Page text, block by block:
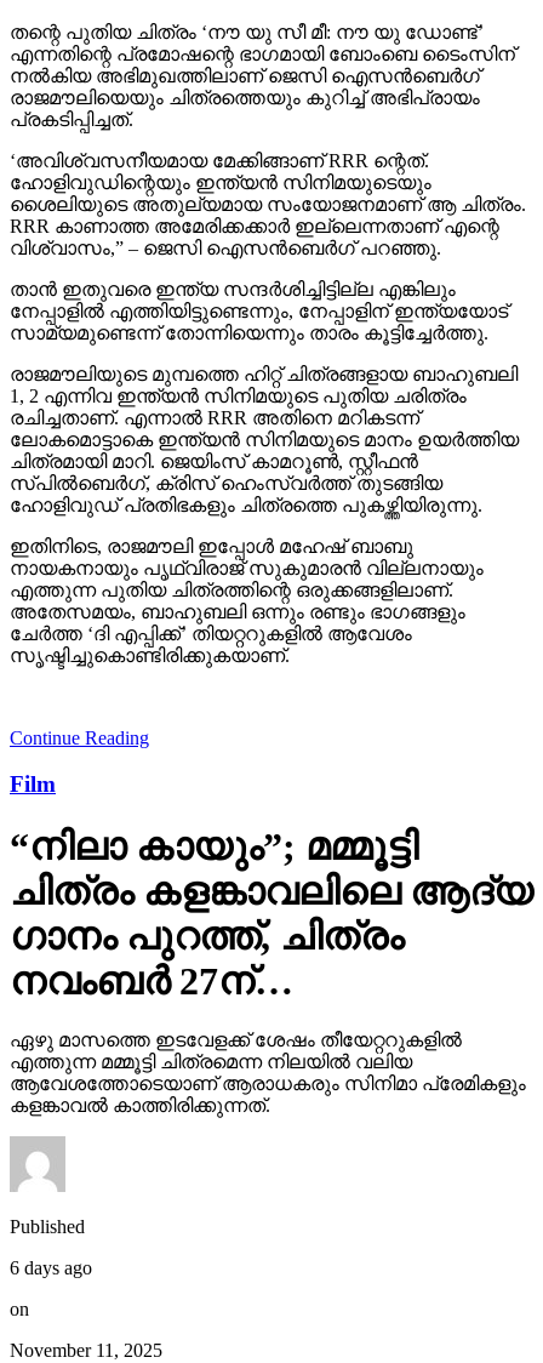
തന്റെ പുതിയ ചിത്രം ‘നൗ യു സീ മീ: നൗ യു ഡോണ്ട്’
എന്നതിന്റെ പ്രമോഷന്റെ ഭാഗമായി ബോംബെ ടൈംസിന്
നല്‍കിയ അഭിമുഖത്തിലാണ് ജെസി ഐസന്‍ബെര്‍ഗ്
രാജമൗലിയെയും ചിത്രത്തെയും കുറിച്ച് അഭിപ്രായം
പ്രകടിപ്പിച്ചത്.
‘അവിശ്വസനീയമായ മേക്കിങ്ങാണ് RRR ന്റെത്.
ഹോളിവുഡിന്റെയും ഇന്ത്യന്‍ സിനിമയുടെയും
ശൈലിയുടെ അതുല്യമായ സംയോജനമാണ് ആ ചിത്രം.
RRR കാണാത്ത അമേരിക്കക്കാര്‍ ഇല്ലെന്നതാണ് എന്റെ
വിശ്വാസം,” – ജെസി ഐസന്‍ബെര്‍ഗ് പറഞ്ഞു.
താന്‍ ഇതുവരെ ഇന്ത്യ സന്ദര്‍ശിച്ചിട്ടില്ല എങ്കിലും
നേപ്പാളില്‍ എത്തിയിട്ടുണ്ടെന്നും, നേപ്പാളിന് ഇന്ത്യയോട്
സാമ്യമുണ്ടെന്ന് തോന്നിയെന്നും താരം കൂട്ടിച്ചേര്‍ത്തു.
രാജമൗലിയുടെ മുമ്പത്തെ ഹിറ്റ് ചിത്രങ്ങളായ ബാഹുബലി
1, 2 എന്നിവ ഇന്ത്യന്‍ സിനിമയുടെ പുതിയ ചരിത്രം
രചിച്ചതാണ്. എന്നാല്‍ RRR അതിനെ മറികടന്ന്
ലോകമൊട്ടാകെ ഇന്ത്യന്‍ സിനിമയുടെ മാനം ഉയര്‍ത്തിയ
ചിത്രമായി മാറി. ജെയിംസ് കാമറൂണ്‍, സ്റ്റീഫന്‍
സ്പില്‍ബെര്‍ഗ്, ക്രിസ് ഹെംസ്വര്‍ത്ത് തുടങ്ങിയ
ഹോളിവുഡ് പ്രതിഭകളും ചിത്രത്തെ പുകഴ്ത്തിയിരുന്നു.
ഇതിനിടെ, രാജമൗലി ഇപ്പോള്‍ മഹേഷ് ബാബു
നായകനായും പൃഥ്വിരാജ് സുകുമാരന്‍ വില്ലനായും
എത്തുന്ന പുതിയ ചിത്രത്തിന്റെ ഒരുക്കങ്ങളിലാണ്.
അതേസമയം, ബാഹുബലി ഒന്നും രണ്ടും ഭാഗങ്ങളും
ചേര്‍ത്ത ‘ദി എപ്പിക്ക്’ തിയറ്ററുകളില്‍ ആവേശം
സൃഷ്ടിച്ചുകൊണ്ടിരിക്കുകയാണ്.
Continue Reading
Film
“നിലാ കായും”; മമ്മൂട്ടി
ചിത്രം കളങ്കാവലിലെ ആദ്യ
ഗാനം പുറത്ത്, ചിത്രം
നവംബർ 27ന്…
ഏഴു മാസത്തെ ഇടവേളക്ക് ശേഷം തീയേറ്ററുകളിൽ
എത്തുന്ന മമ്മൂട്ടി ചിത്രമെന്ന നിലയിൽ വലിയ
ആവേശത്തോടെയാണ് ആരാധകരും സിനിമാ പ്രേമികളും
കളങ്കാവൽ കാത്തിരിക്കുന്നത്.
Published
6 days ago
on
November 11, 2025